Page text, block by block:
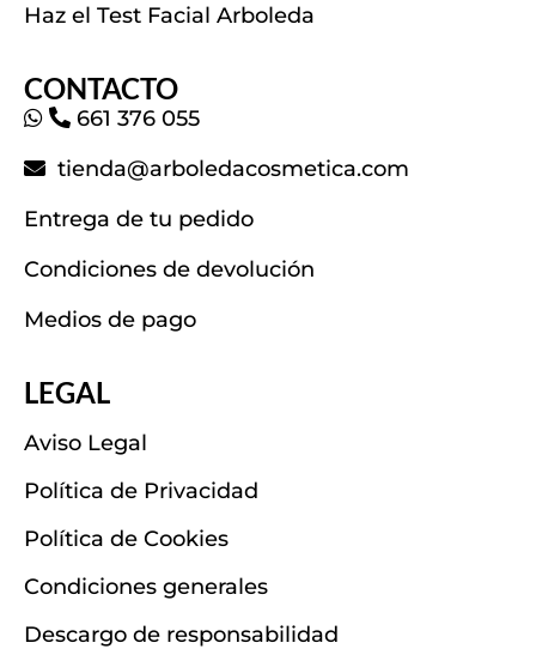
Haz el Test Facial Arboleda
CONTACTO
661 376 055
tienda@arboledacosmetica.com
Entrega de tu pedido
Condiciones de devolución
Medios de pago
LEGAL
Aviso Legal
Política de Privacidad
Política de Cookies
Condiciones generales
Descargo de responsabilidad